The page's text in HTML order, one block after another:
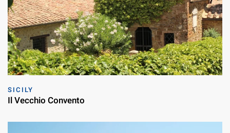
SICILY
Il Vecchio Convento